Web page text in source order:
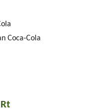
Coca-Cola